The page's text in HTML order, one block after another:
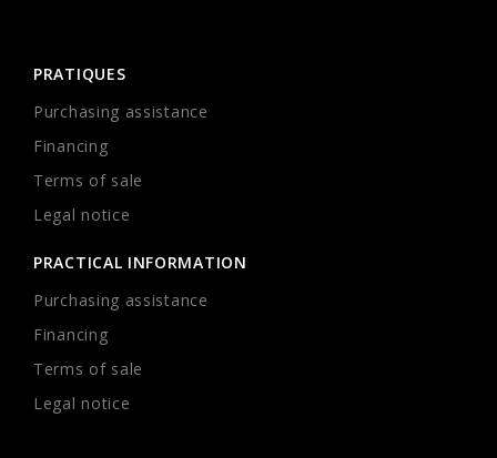
PRATIQUES
Purchasing assistance
Financing
Terms of sale
Legal notice
PRACTICAL INFORMATION
Purchasing assistance
Financing
Terms of sale
Legal notice